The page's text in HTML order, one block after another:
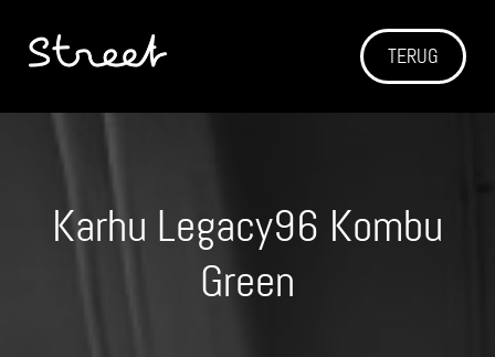
TERUG
Karhu Legacy96 Kombu
Green